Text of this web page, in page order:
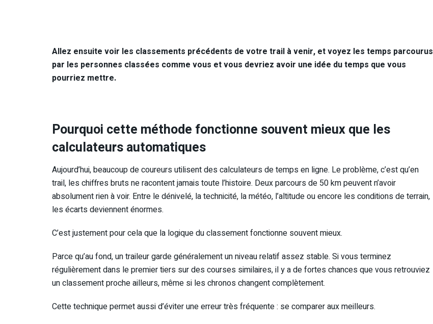
Allez ensuite voir les classements précédents de votre trail à venir, et voyez les temps parcourus
par les personnes classées comme vous et vous devriez avoir une idée du temps que vous
pourriez mettre.
Pourquoi cette méthode fonctionne souvent mieux que les
calculateurs automatiques
Aujourd’hui, beaucoup de coureurs utilisent des calculateurs de temps en ligne. Le problème, c’est qu’en
trail, les chiffres bruts ne racontent jamais toute l’histoire. Deux parcours de 50 km peuvent n’avoir
absolument rien à voir. Entre le dénivelé, la technicité, la météo, l’altitude ou encore les conditions de terrain,
les écarts deviennent énormes.
C’est justement pour cela que la logique du classement fonctionne souvent mieux.
Parce qu’au fond, un traileur garde généralement un niveau relatif assez stable. Si vous terminez
régulièrement dans le premier tiers sur des courses similaires, il y a de fortes chances que vous retrouviez
un classement proche ailleurs, même si les chronos changent complètement.
Cette technique permet aussi d’éviter une erreur très fréquente : se comparer aux meilleurs.